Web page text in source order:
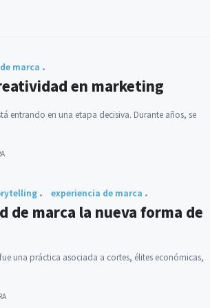
marca
en marketing
entrando en una etapa decisiva. Durante años, se
experiencia de marca
de marca la nueva forma de
una práctica asociada a cortes, élites económicas,